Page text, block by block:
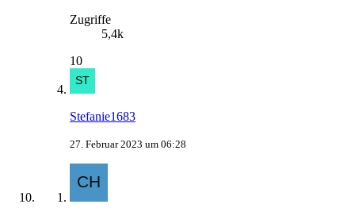
Zugriffe
5,4k
10
Stefanie1683
27. Februar 2023 um 06:28